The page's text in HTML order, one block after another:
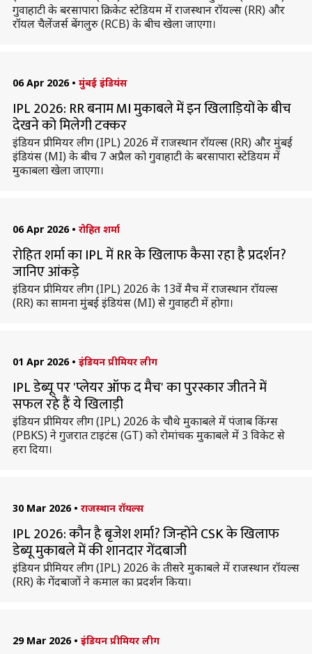
गुवाहाटी के बरसापारा क्रिकेट स्टेडियम में राजस्थान रॉयल्स (RR) और
रॉयल चैलेंजर्स बेंगलुरु (RCB) के बीच खेला जाएगा।
06 Apr 2026 • मुंबई इंडियंस
IPL 2026: RR बनाम MI मुकाबले में इन खिलाड़ियों के बीच
देखने को मिलेगी टक्कर
इंडियन प्रीमियर लीग (IPL) 2026 में राजस्थान रॉयल्स (RR) और मुंबई
इंडियंस (MI) के बीच 7 अप्रैल को गुवाहाटी के बरसापारा स्टेडियम में
मुकाबला खेला जाएगा।
06 Apr 2026 • रोहित शर्मा
रोहित शर्मा का IPL में RR के खिलाफ कैसा रहा है प्रदर्शन?
जानिए आंकड़े
इंडियन प्रीमियर लीग (IPL) 2026 के 13वें मैच में राजस्थान रॉयल्स
(RR) का सामना मुंबई इंडियंस (MI) से गुवाहटी में होगा।
01 Apr 2026 • इंडियन प्रीमियर लीग
IPL डेब्यू पर 'प्लेयर ऑफ द मैच' का पुरस्कार जीतने में
सफल रहे हैं ये खिलाड़ी
इंडियन प्रीमियर लीग (IPL) 2026 के चौथे मुकाबले में पंजाब किंग्स
(PBKS) ने गुजरात टाइटंस (GT) को रोमांचक मुकाबले में 3 विकेट से
हरा दिया।
30 Mar 2026 • राजस्थान रॉयल्स
IPL 2026: कौन है बृजेश शर्मा? जिन्होंने CSK के खिलाफ
डेब्यू मुकाबले में की शानदार गेंदबाजी
इंडियन प्रीमियर लीग (IPL) 2026 के तीसरे मुकाबले में राजस्थान रॉयल्स
(RR) के गेंदबाजों ने कमाल का प्रदर्शन किया।
29 Mar 2026 • इंडियन प्रीमियर लीग